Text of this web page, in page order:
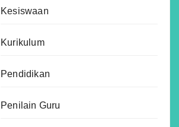
Kesiswaan
Kurikulum
Pendidikan
Penilain Guru